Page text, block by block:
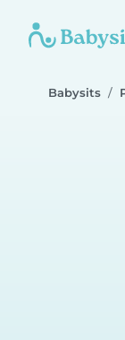
Babysits